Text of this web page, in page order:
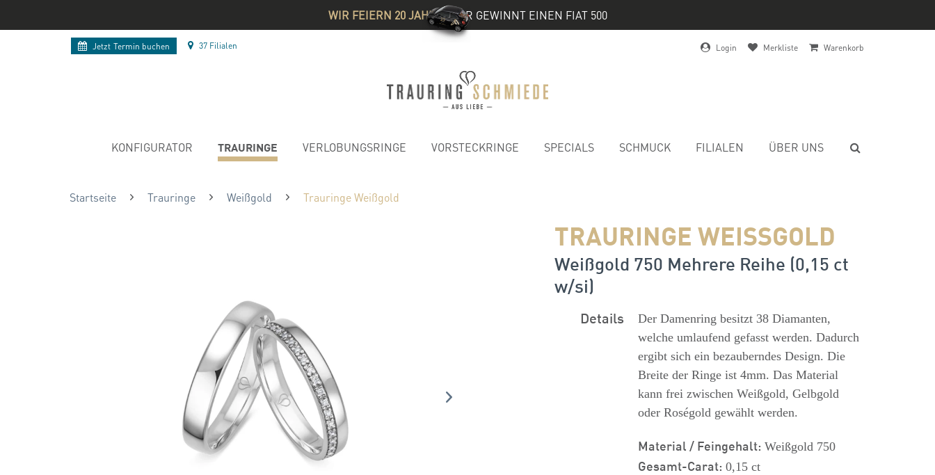
WIR FEIERN 20 JAHRE& IHR GEWINNT EINEN FIAT 500
Jetzt Termin buchen 37 Filialen Login Merkliste Warenkorb
KONFIGURATOR TRAURINGE VERLOBUNGSRINGE VORSTECKRINGE SPECIALS SCHMUCK FILIALEN ÜBER UNS
Startseite Trauringe Weißgold Trauringe Weißgold
TRAURINGE WEISSGOLD
Weißgold 750 Mehrere Reihe (0,15 ct
w/si)
Details
Der Damenring besitzt 38 Diamanten,
welche umlaufend gefasst werden. Dadurch
ergibt sich ein bezauberndes Design. Die
Breite der Ringe ist 4mm. Das Material
kann frei zwischen Weißgold, Gelbgold
oder Roségold gewählt werden.
Material / Feingehalt: Weißgold 750
Gesamt-Carat: 0,15 ct